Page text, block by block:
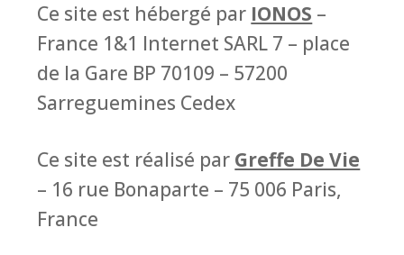
Ce site est hébergé par IONOS –
France 1&1 Internet SARL 7 – place
de la Gare BP 70109 – 57200
Sarreguemines Cedex
Ce site est réalisé par Greffe De Vie
– 16 rue Bonaparte – 75 006 Paris,
France